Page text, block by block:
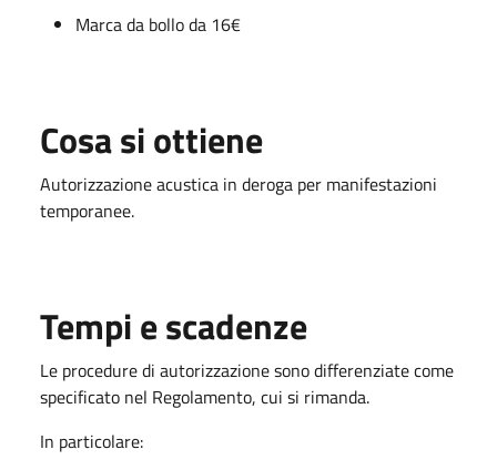
Marca da bollo da 16€
Cosa si ottiene
Autorizzazione acustica in deroga per manifestazioni
temporanee.
Tempi e scadenze
Le procedure di autorizzazione sono differenziate come
specificato nel Regolamento, cui si rimanda.
In particolare: